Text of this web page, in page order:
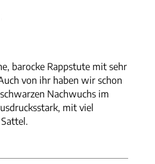
barocke Rappstute mit sehr
von ihr haben wir schon
Nachwuchs im
mit viel